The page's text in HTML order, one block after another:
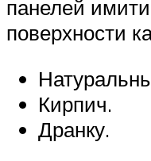
панелей
поверхности
Кирпич.
Дранку.